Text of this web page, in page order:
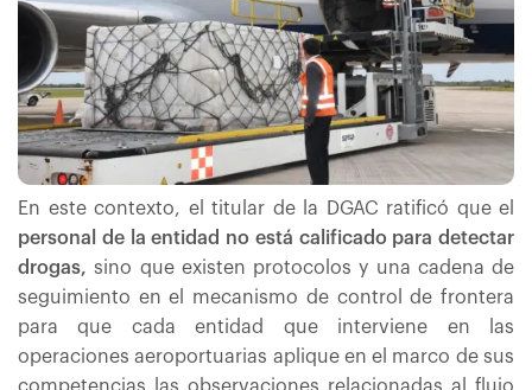
En este contexto, el titular de la DGAC ratificó que el
personal de la entidad no está calificado para detectar
drogas, sino que existen protocolos y una cadena de
seguimiento en el mecanismo de control de frontera
para que cada entidad que interviene en las
operaciones aeroportuarias aplique en el marco de sus
competencias las observaciones relacionadas al flujo